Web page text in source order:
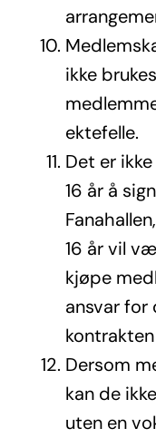
ikke
ektefelle.
Det er
16 år å
16 år vil
kjøpe
ansvar for
Dersom
kan de
uten en